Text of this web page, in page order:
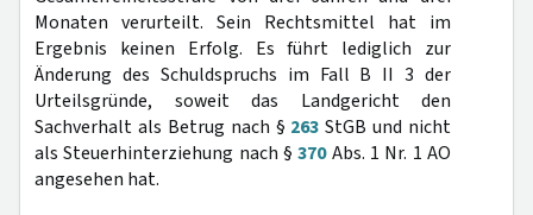
Monaten verurteilt. Sein Rechtsmittel hat im
Ergebnis keinen Erfolg. Es führt lediglich zur
Änderung des Schuldspruchs im Fall B II 3 der
Urteilsgründe, soweit das Landgericht den
Sachverhalt als Betrug nach § 263 StGB und nicht
als Steuerhinterziehung nach §370Abs. 1 Nr. 1 AO
angesehen hat.